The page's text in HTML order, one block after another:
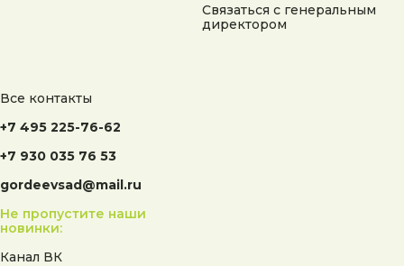
Связаться с генеральным
директором
Все контакты
+7 495 225-76-62
+7 930 035 76 53
gordeevsad@mail.ru
Не пропустите наши
новинки:
Канал ВК